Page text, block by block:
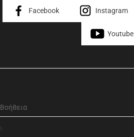
Facebook Instagram
Youtube
Βοήθεια